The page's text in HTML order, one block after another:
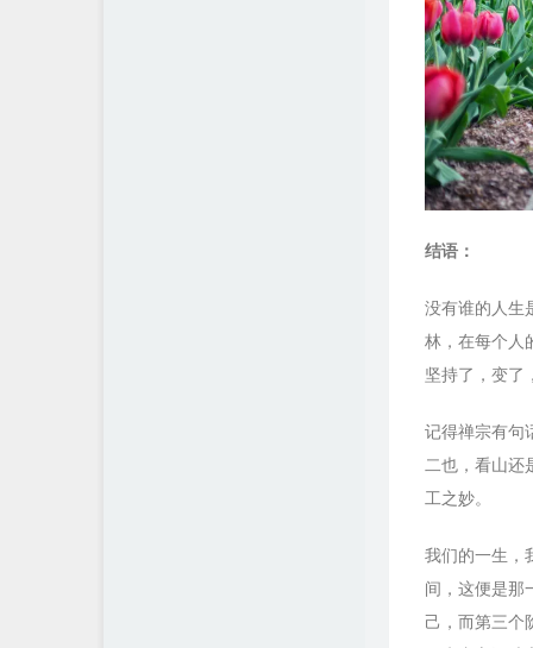
结语：
没有谁的人生
林，在每个人
坚持了，变了
记得禅宗有句
二也，看山还
工之妙。
我们的一生，
间，这便是那
己，而第三个